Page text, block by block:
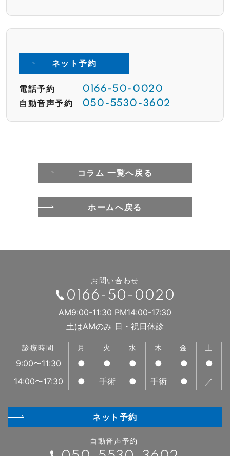
ネット予約
電話予約 0166-50-0020
自動音声予約 050-5530-3602
コラム 一覧へ戻る
ホームへ戻る
お問い合わせ
0166-50-0020
AM9:00-11:30 PM14:00-17:30
土はAMのみ 日・祝日休診
診療時間 月 火 水 木 金 土
9:00〜11:30 ● ● ● ● ●
●
14:00〜17:30
● 手術 ● 手術 ● ／
ネット予約
自動音声予約